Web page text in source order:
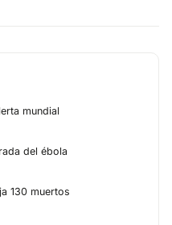
mundial
del ébola
130 muertos